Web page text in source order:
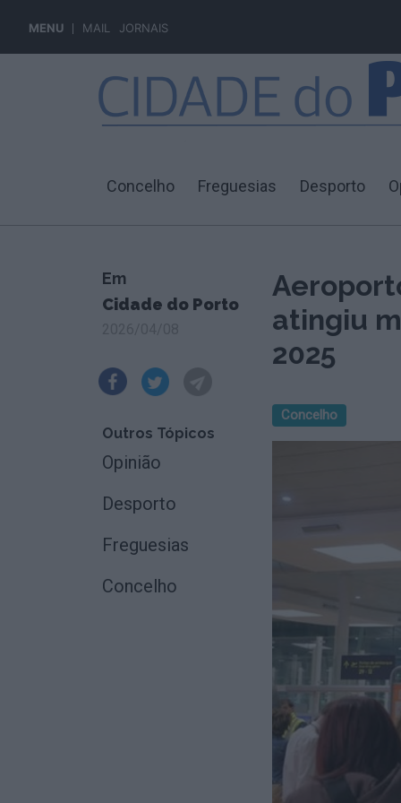
MENU MAIL JORNAIS
Concelho Freguesias Desporto
Em
Cidade do Porto
Outros Tópicos
Opinião
Desporto
Freguesias
Concelho
atingiu
2025
Concelho